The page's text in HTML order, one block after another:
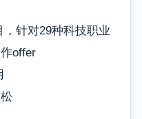
针对29种科技职业
offer